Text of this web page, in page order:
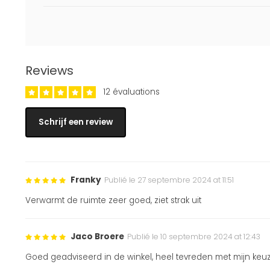
Reviews
12 évaluations
Schrijf een review
Franky Publié le 27 septembre 2024 at 11:51
Verwarmt de ruimte zeer goed, ziet strak uit
Jaco Broere Publié le 10 septembre 2024 at 12:43
Goed geadviseerd in de winkel, heel tevreden met mijn